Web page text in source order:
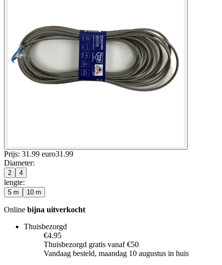
Prijs: 31.99 euro31 .99
Diameter:
2 4
lengte:
5 m 10 m
Online bijna uitverkocht
Thuisbezorgd
€4.95
Thuisbezorgd gratis vanaf €50
Vandaag besteld, maandag 10 augustus in huis